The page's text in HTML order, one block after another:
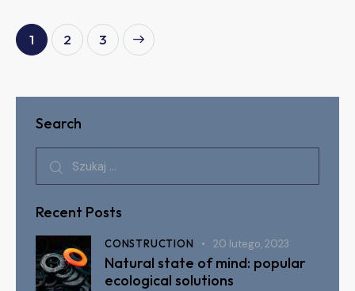
1 2 3
Search
Recent Posts
CONSTRUCTION 20 lutego, 2023
Natural state of mind: popular
ecological solutions